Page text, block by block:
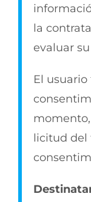
la
evaluar
El
licitud del